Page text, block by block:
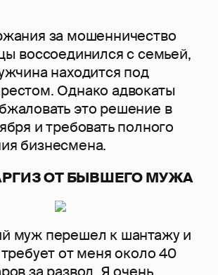
за мошенничество
воссоединился с семьей,
находится под
Однако адвокаты
это решение в
и требовать полного
бизнесмена.
ОТ БЫВШЕГО МУЖА
муж перешел к шантажу и
от меня около 40